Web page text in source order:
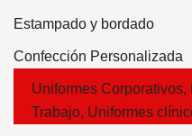
Estampado y bordado
Confección Personalizada
Uniformes
Trabajo, Uniformes